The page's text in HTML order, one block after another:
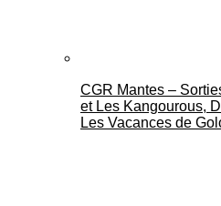
CGR Mantes –
et Les Kangourous,
Les Vacances de